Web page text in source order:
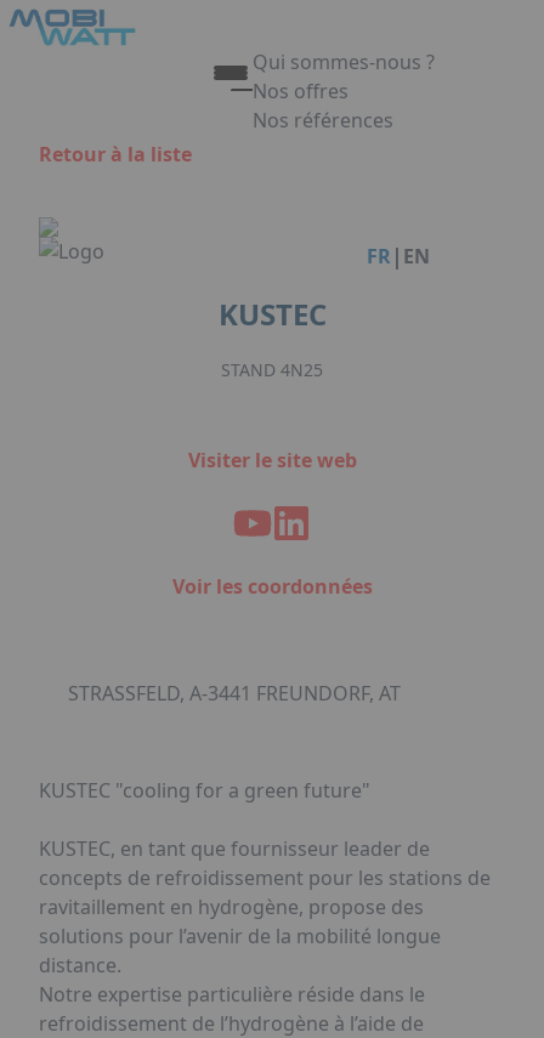
Aller au contenu principal
Qui sommes-nous ?
Nos offres
Nos références
FR | EN
Retour à la liste
KUSTEC
STAND 4N25
Visiter le site web
Voir les coordonnées
STRASSFELD, A-3441 FREUNDORF, AT
KUSTEC "cooling for a green future"
KUSTEC, en tant que fournisseur leader de
concepts de refroidissement pour les stations de
ravitaillement en hydrogène, propose des
solutions pour l’avenir de la mobilité longue
distance.
Notre expertise particulière réside dans le
refroidissement de l’hydrogène à l’aide de
Panneau de gestion des cookies